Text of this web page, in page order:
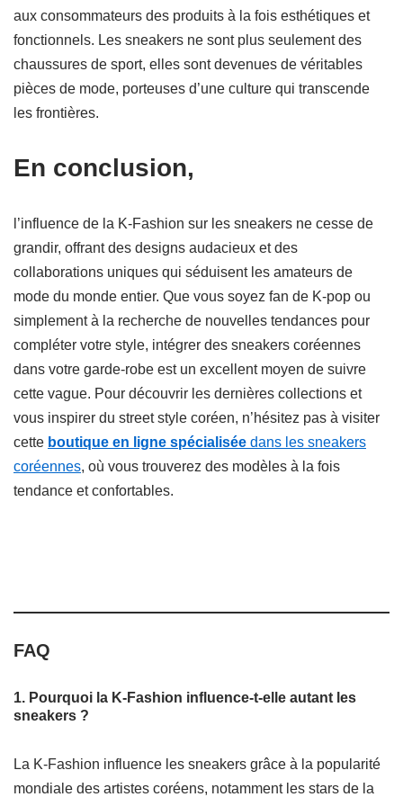
aux consommateurs des produits à la fois esthétiques et
fonctionnels. Les sneakers ne sont plus seulement des
chaussures de sport, elles sont devenues de véritables
pièces de mode, porteuses d’une culture qui transcende
les frontières.
En conclusion,
l’influence de la K-Fashion sur les sneakers ne cesse de
grandir, offrant des designs audacieux et des
collaborations uniques qui séduisent les amateurs de
mode du monde entier. Que vous soyez fan de K-pop ou
simplement à la recherche de nouvelles tendances pour
compléter votre style, intégrer des sneakers coréennes
dans votre garde-robe est un excellent moyen de suivre
cette vague. Pour découvrir les dernières collections et
vous inspirer du street style coréen, n’hésitez pas à visiter
cette boutique en ligne spécialisée dans les sneakers
coréennes, où vous trouverez des modèles à la fois
tendance et confortables.
FAQ
1. Pourquoi la K-Fashion influence-t-elle autant les
sneakers ?
La K-Fashion influence les sneakers grâce à la popularité
mondiale des artistes coréens, notamment les stars de la